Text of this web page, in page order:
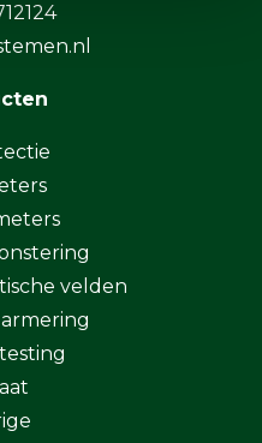
velden